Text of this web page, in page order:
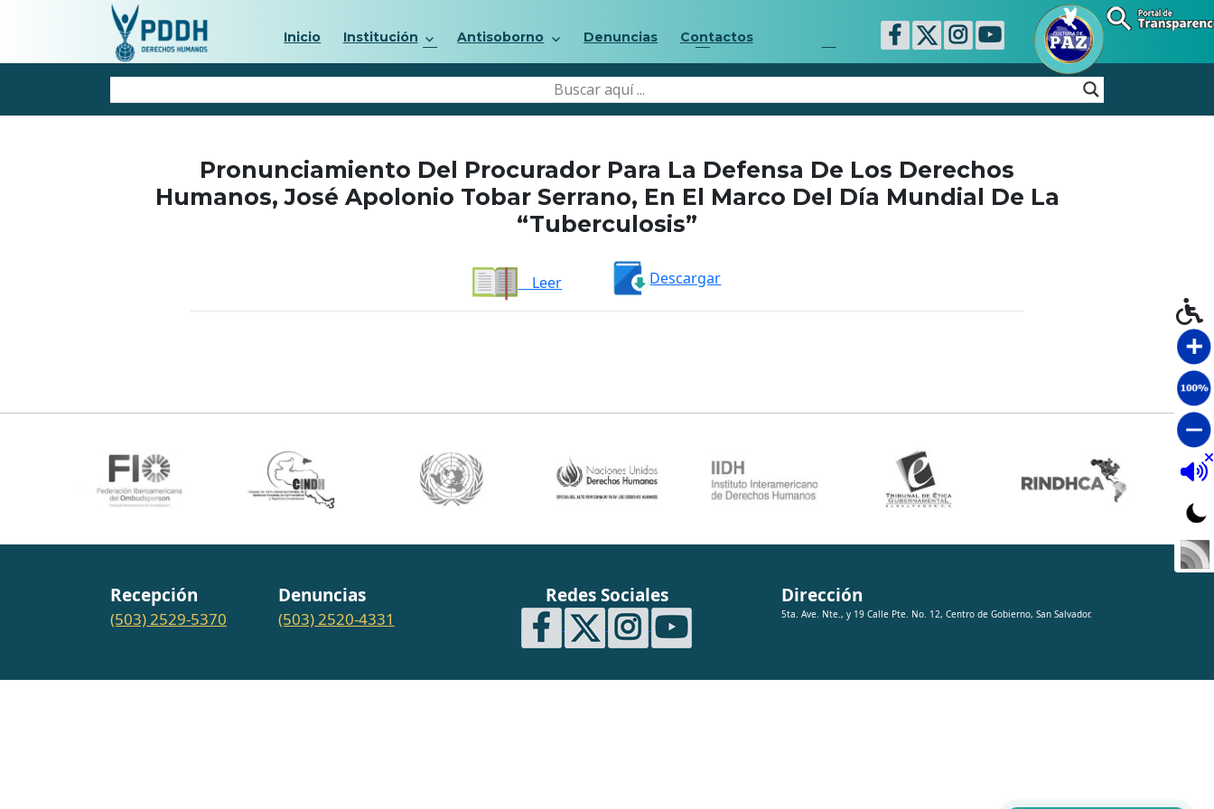
Inicio Institución Antisoborno Denuncias Contactos
Pronunciamiento Del Procurador Para La Defensa De Los Derechos
Humanos, José Apolonio Tobar Serrano, En El Marco Del Día Mundial De La
“Tuberculosis”
Leer Descargar
Recepción
(503) 2529-5370
Denuncias
(503) 2520-4331
Redes Sociales Dirección
5ta. Ave. Nte., y 19 Calle Pte. No. 12, Centro de Gobierno, San Salvador.